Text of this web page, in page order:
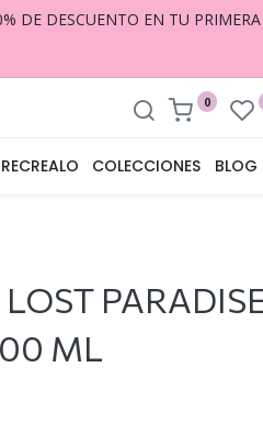
DE DESCUENTO EN TU
0
RECREALO COLECCIONES BLOG
ML